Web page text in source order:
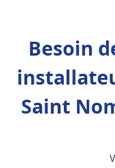
Besoin
Saint